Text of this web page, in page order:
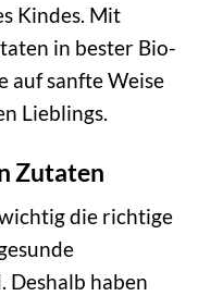
Kindes. Mit
in bester Bio-
auf sanfte Weise
Lieblings.
Zutaten
die richtige
Deshalb haben